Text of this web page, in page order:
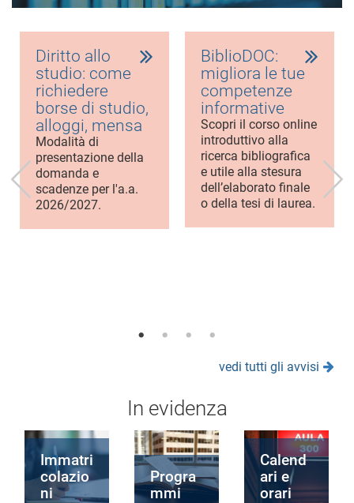
Diritto allo
studio: come
richiedere
borse di studio,
alloggi, mensa
Modalità di
presentazione della
domanda e
scadenze per l'a.a.
2026/2027.
BiblioDOC:
migliora le tue
competenze
informative
Scopri il corso online
introduttivo alla
ricerca bibliografica
e utile alla stesura
dell’elaborato finale
o della tesi di laurea.
vedi tutti gli avvisi
In evidenza
Immatri
colazio
ni
Progra
mmi
Calend
ari e
orari